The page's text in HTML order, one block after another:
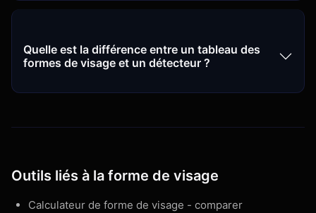
Quelle est la différence entre un tableau des
formes de visage et un détecteur ?
Outils liés à la forme de visage
Calculateur de forme de visage - comparer